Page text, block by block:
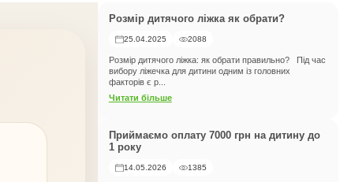
Розмір дитячого ліжка як обрати?
25.04.2025 2088
Розмір дитячого ліжка: як обрати правильно? Під час
вибору ліжечка для дитини одним із головних
факторів є р...
Читати більше
Приймаємо оплату 7000 грн на дитину до
1 року
14.05.2026 1385